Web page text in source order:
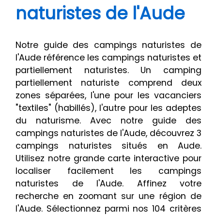
naturistes de l'Aude
Notre guide des campings naturistes de
l'Aude référence les campings naturistes et
partiellement naturistes. Un camping
partiellement naturiste comprend deux
zones séparées, l'une pour les vacanciers
"textiles" (habillés), l'autre pour les adeptes
du naturisme. Avec notre guide des
campings naturistes de l'Aude, découvrez 3
campings naturistes situés en Aude.
Utilisez notre grande carte interactive pour
localiser facilement les campings
naturistes de l'Aude. Affinez votre
recherche en zoomant sur une région de
l'Aude. Sélectionnez parmi nos 104 critères